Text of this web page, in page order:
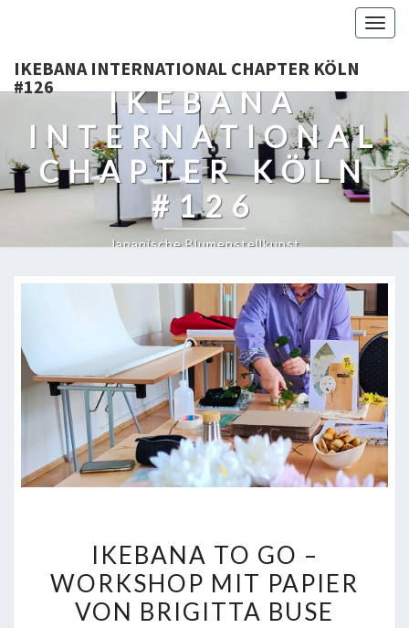
IKEBANA INTERNATIONAL CHAPTER KÖLN
#126
IKEBANA
INTERNATIONAL
CHAPTER KÖLN
#126
Japanische Blumenstellkunst
TO
GO
–
IKEBANA TO GO –
WORKSHOP MIT PAPIER
VON BRIGITTA BUSE